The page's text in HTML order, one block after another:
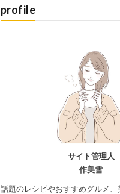
profile
サイト管理人
作美雪
話題のレシピやおすすめグルメ、